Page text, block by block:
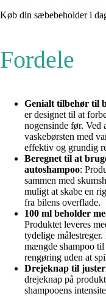
Køb din sæbebeholder i
Fordele
Genialt tilbehør til
er designet til at
nogensinde før. Ved
vaskebørsten med
effektiv og grundig
Beregnet til at
autoshampoo:
sammen med
muligt at skabe en
fra bilens overflade.
100 ml beholder
Produktet leveres
tydelige
mængde shampoo
rengøring uden at
Drejeknap til
drejeknap på
shampooens